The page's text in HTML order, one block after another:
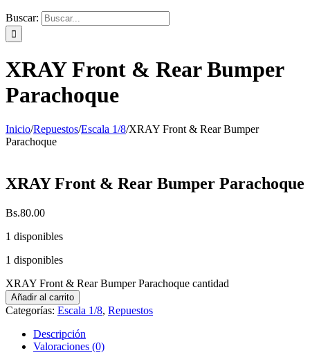
Buscar:
XRAY Front & Rear Bumper
Parachoque
Inicio/Repuestos/Escala 1/8/XRAY Front & Rear Bumper
Parachoque
XRAY Front & Rear Bumper Parachoque
Bs.80.00
1 disponibles
1 disponibles
XRAY Front & Rear Bumper Parachoque cantidad
Añadir al carrito
Categorías: Escala 1/8, Repuestos
Descripción
Valoraciones (0)